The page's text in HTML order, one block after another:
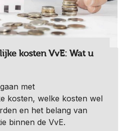
kosten VvE: Wat u
met
kosten, welke kosten wel
en het belang van
binnen de VvE.